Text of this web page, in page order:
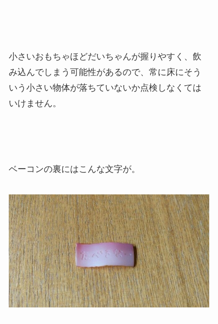
小さいおもちゃほどだいちゃんが握りやすく、飲
み込んでしまう可能性があるので、常に床にそう
いう小さい物体が落ちていないか点検しなくては
いけません。
ベーコンの裏にはこんな文字が。